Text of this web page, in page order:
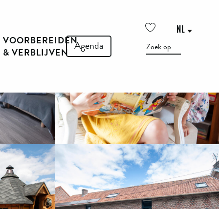
Agenda Voir les favoris
NL
VOORBEREIDEN
& VERBLIJVEN